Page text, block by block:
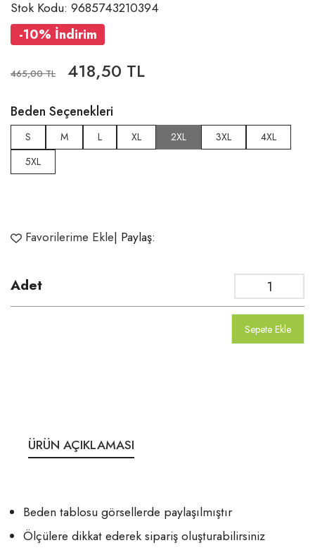
Stok Kodu: 9685743210394
-10% İndirim
465,00 TL 418,50 TL
Beden Seçenekleri
S M L XL 2XL 3XL
4XL
5XL
Favorilerime Ekle| Paylaş:
Adet
Sepete Ekle
ÜRÜN AÇIKLAMASI
Beden tablosu görsellerde paylaşılmıştır
Ölçülere dikkat ederek sipariş oluşturabilirsiniz